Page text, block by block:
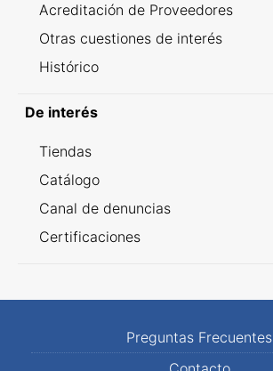
Acreditación de Proveedores
Otras cuestiones de interés
Histórico
De interés
Tiendas
Catálogo
Canal de denuncias
Certificaciones
Preguntas Frecuentes